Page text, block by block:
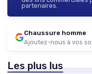
partenaires.
Chaussure homme
Ajoutez-nous à vos
Les plus lus